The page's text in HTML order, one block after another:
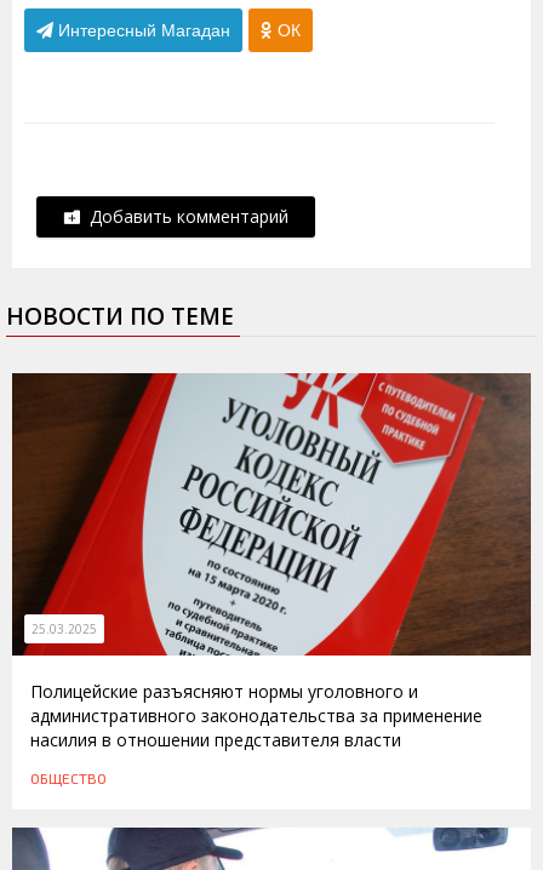
Интересный Магадан ОК
Добавить комментарий
НОВОСТИ ПО ТЕМЕ
25.03.2025
Полицейские разъясняют нормы уголовного и
административного законодательства за применение
насилия в отношении представителя власти
ОБЩЕСТВО